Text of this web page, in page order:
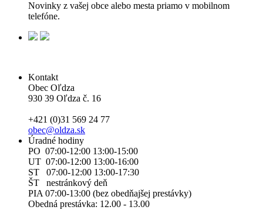
Novinky z vašej obce alebo mesta priamo v mobilnom
telefóne.
Kontakt
Obec Oľdza
930 39 Oľdza č. 16
+421 (0)31 569 24 77
obec@oldza.sk
Úradné hodiny
PO 07:00-12:00 13:00-15:00
UT 07:00-12:00 13:00-16:00
ST 07:00-12:00 13:00-17:30
ŠT nestránkový deň
PIA 07:00-13:00 (bez obedňajšej prestávky)
Obedná prestávka: 12.00 - 13.00